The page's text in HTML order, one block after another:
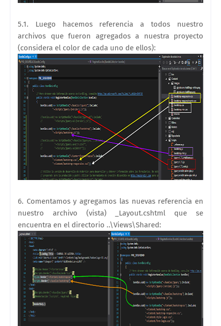
5.1. Luego hacemos referencia a todos nuestro
archivos que fueron agregados a nuestra proyecto
(considera el color de cada uno de ellos):
6. Comentamos y agregamos las nuevas referencia en
nuestro archivo (vista) _Layout.cshtml que se
encuentra en el directorio ..\Views\Shared: